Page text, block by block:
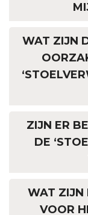
WAT ZIJN
ZIJN ER
DE
WAT ZIJN
VOOR